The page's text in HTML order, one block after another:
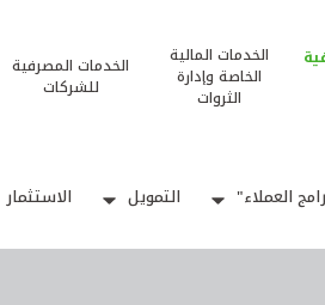
الخدمات المالية
الخاصة وإدارة
الثروات
الخدمات المصرفية
للشركات
العملاء" التمويل الاستثمار